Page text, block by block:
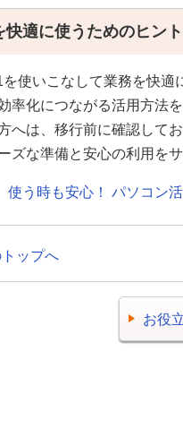
快適に使うためのヒン
使いこなして業務を快適
率化につながる活用方法
へは、移行前に確認して
ズな準備と安心の利用をサ
使う時も安心！ パソコン
ップへ
お役